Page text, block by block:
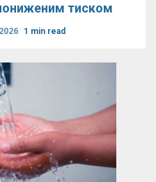
тиском
1 min read